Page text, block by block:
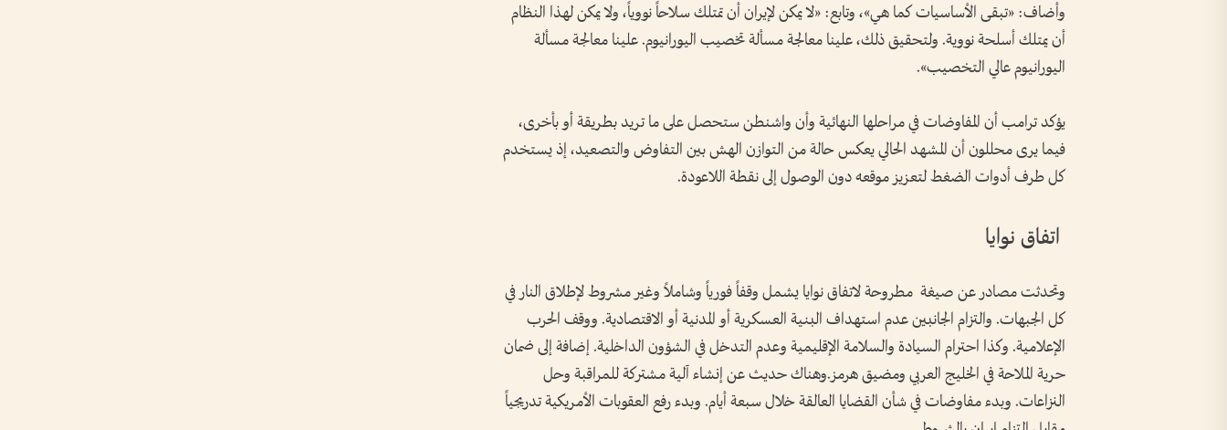
وأضاف: «تبقى الأساسيات كما هي»، وتابع: «لا يمكن لإيران أن تمتلك سلاحاً نووياً، ولا يمكن لهذا النظام
أن يمتلك أسلحة نووية. ولتحقيق ذلك، علينا معالجة مسألة تخصيب اليورانيوم. علينا معالجة مسألة
اليورانيوم عالي التخصيب».
يؤكد ترامب أن المفاوضات في مراحلها النهائية وأن واشنطن ستحصل على ما تريد بطريقة أو بأخرى،
فيما يرى محللون أن المشهد الحالي يعكس حالة من التوازن الهش بين التفاوض والتصعيد، إذ يستخدم
كل طرف أدوات الضغط لتعزيز موقعه دون الوصول إلى نقطة اللاعودة.
اتفاق نوايا
وتحدثت مصادر عن صيغة مطروحة لاتفاق نوايا يشمل وقفاً فورياً وشاملاً وغير مشروط لإطلاق النار في
كل الجبهات. والتزام الجانبين عدم استهداف البنية العسكرية أو المدنية أو الاقتصادية. ووقف الحرب
الإعلامية. وكذا احترام السيادة والسلامة الإقليمية وعدم التدخل في الشؤون الداخلية. إضافة إلى ضمان
حرية الملاحة في الخليج العربي ومضيق هرمز.وهناك حديث عن إنشاء آلية مشتركة للمراقبة وحل
النزاعات. وبدء مفاوضات في شأن القضايا العالقة خلال سبعة أيام. وبدء رفع العقوبات الأمريكية تدريجياً